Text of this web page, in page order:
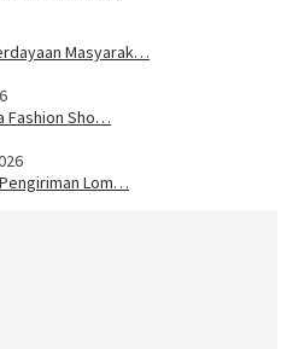
Masyarak…
Fashion Sho…
Lom…